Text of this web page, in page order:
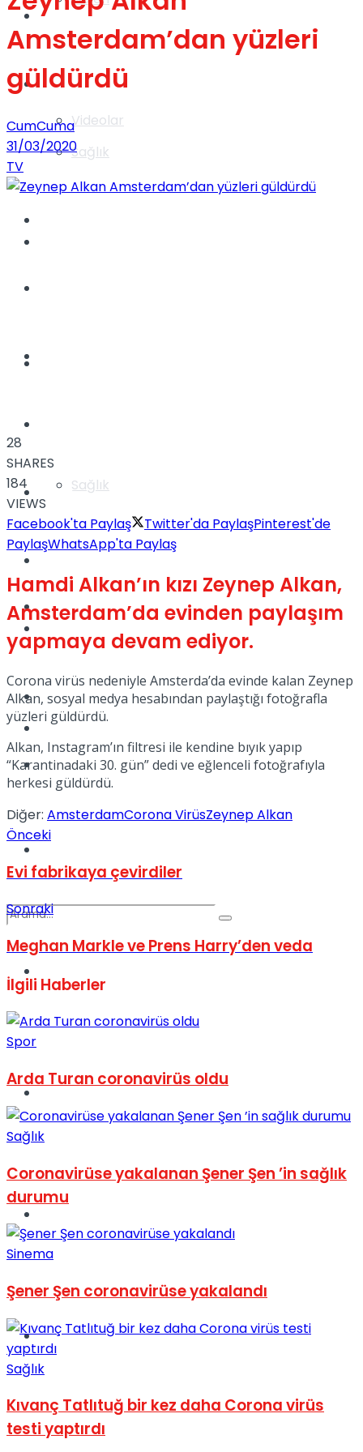
Videolar
Sağlık
TV
Kadınca
Tatil
Gündem
Yaşam
Sağlık
Müzik
Spor
Podcast
No Result
View All Result
Amsterdam’dan yüzleri
güldürdü
CumCuma
31/03/2020
TV
28
SHARES
184
VIEWS
Facebook'ta Paylaş
Twitter'da PaylaşPinterest'de
PaylaşWhatsApp'ta Paylaş
Hamdi Alkan’ın kızı Zeynep Alkan,
Amsterdam’da evinden paylaşım
yapmaya devam ediyor.
Corona virüs nedeniyle Amsterda’da evinde kalan Zeynep
Alkan, sosyal medya hesabından paylaştığı fotoğrafla
yüzleri güldürdü.
Alkan, Instagram’ın filtresi ile kendine bıyık yapıp
“Karantinadaki 30. gün” dedi ve eğlenceli fotoğrafıyla
herkesi güldürdü.
Diğer: AmsterdamCorona VirüsZeynep Alkan
Önceki
Evi fabrikaya çevirdiler
Sonraki
Meghan Markle ve Prens Harry’den veda
İlgili Haberler
Spor
Arda Turan coronavirüs oldu
Sağlık
Coronavirüse yakalanan Şener Şen ’in sağlık
durumu
Sinema
Şener Şen coronavirüse yakalandı
Sağlık
Kıvanç Tatlıtuğ bir kez daha Corona virüs
testi yaptırdı